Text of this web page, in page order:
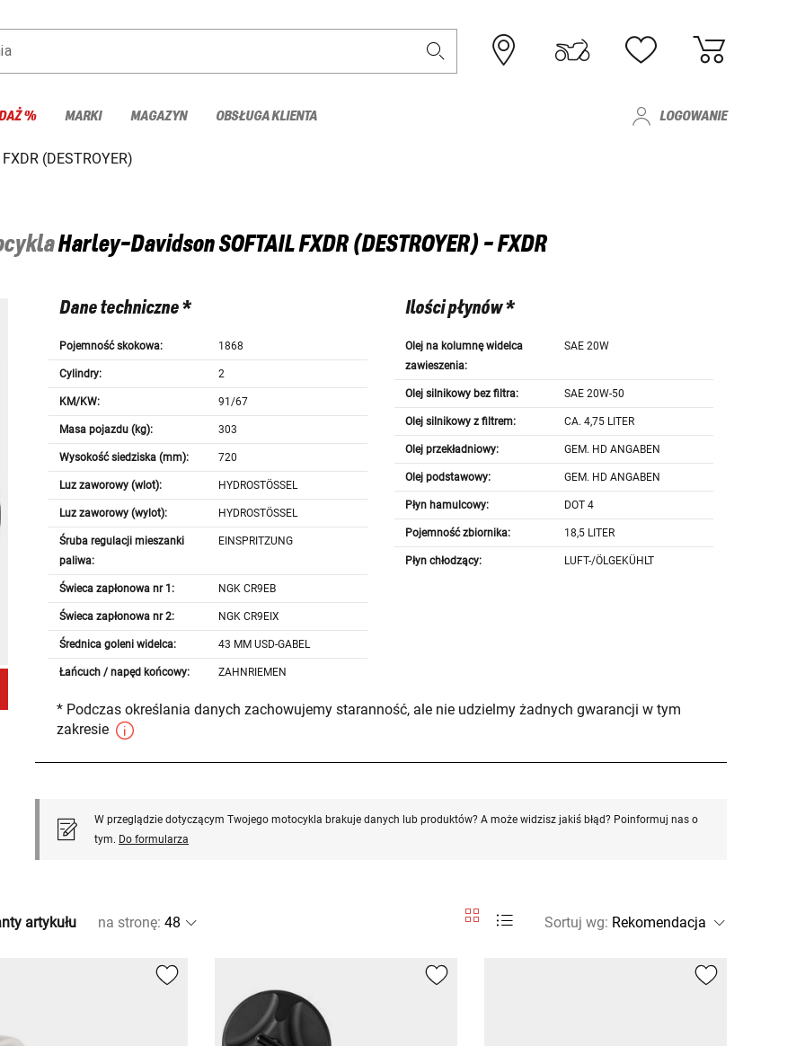
% MARKI MAGAZYN OBSŁUGA KLIENTA LOGOWANIE
(DESTROYER)
Harley-DavidsonSOFTAIL FXDR (DESTROYER) - FXDR
Dane techniczne *
Pojemność skokowa: 1868
Cylindry: 2
KM/KW: 91/67
Masa pojazdu (kg): 303
Wysokość siedziska (mm): 720
Luz zaworowy (wlot): HYDROSTÖSSEL
Luz zaworowy (wylot): HYDROSTÖSSEL
Śruba regulacji mieszanki
paliwa:
EINSPRITZUNG
Świeca zapłonowa nr 1: NGK CR9EB
Świeca zapłonowa nr 2: NGK CR9EIX
Średnica goleni widelca: 43 MM USD-GABEL
Łańcuch / napęd końcowy: ZAHNRIEMEN
Ilości płynów *
Olej na kolumnę widelca
zawieszenia:
SAE 20W
Olej silnikowy bez filtra: SAE 20W-50
Olej silnikowy z filtrem: CA. 4,75 LITER
Olej przekładniowy: GEM. HD ANGABEN
Olej podstawowy: GEM. HD ANGABEN
Płyn hamulcowy: DOT 4
Pojemność zbiornika: 18,5 LITER
Płyn chłodzący: LUFT-/ÖLGEKÜHLT
* Podczas określania danych zachowujemy staranność, ale nie udzielmy żadnych gwarancji w tym
zakresie
W przeglądzie dotyczącym Twojego motocykla brakuje danych lub produktów? A może widzisz jakiś błąd? Poinformuj nas o
tym. Do formularza
artykułu na stronę: Sortuj wg: